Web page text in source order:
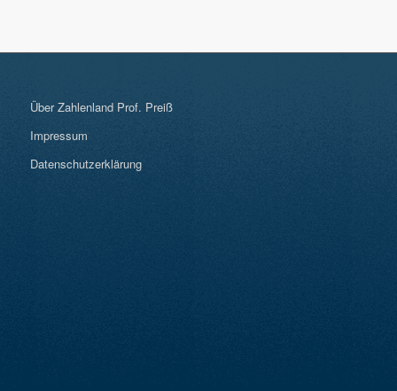
Über Zahlenland Prof. Preiß
Impressum
Datenschutzerklärung